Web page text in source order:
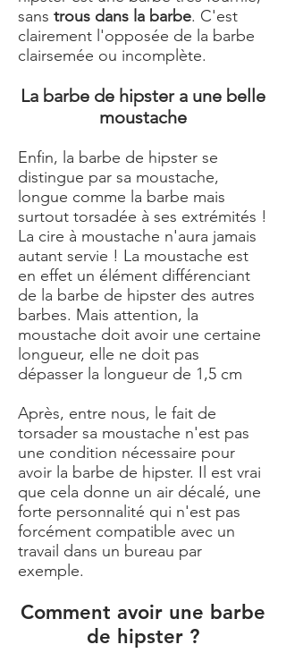
sans trous dans la barbe. C'est
clairement l'opposée de la barbe
clairsemée ou incomplète.
La barbe de hipster a une belle
moustache
Enfin, la barbe de hipster se
distingue par sa moustache,
longue comme la barbe mais
surtout torsadée à ses extrémités !
La cire à moustache n'aura jamais
autant servie ! La moustache est
en effet un élément différenciant
de la barbe de hipster des autres
barbes. Mais attention, la
moustache doit avoir une certaine
longueur, elle ne doit pas
dépasser la longueur de 1,5 cm
Après, entre nous, le fait de
torsader sa moustache n'est pas
une condition nécessaire pour
avoir la barbe de hipster. Il est vrai
que cela donne un air décalé, une
forte personnalité qui n'est pas
forcément compatible avec un
travail dans un bureau par
exemple.
Comment avoir une barbe
de hipster ?